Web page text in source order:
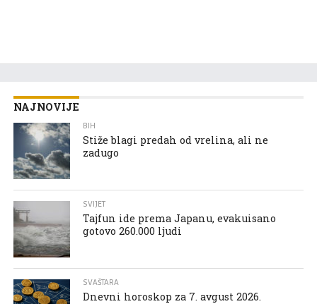
NAJNOVIJE
BIH
Stiže blagi predah od vrelina, ali ne
zadugo
SVIJET
Tajfun ide prema Japanu, evakuisano
gotovo 260.000 ljudi
SVAŠTARA
Dnevni horoskop za 7. avgust 2026.